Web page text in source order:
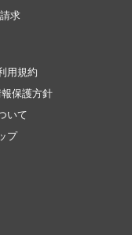
求
用規約
保護方針
いて
プ